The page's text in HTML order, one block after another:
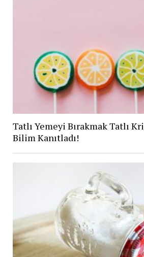
Tatlı Yemeyi Bırakmak Tatlı
Bilim Kanıtladı!